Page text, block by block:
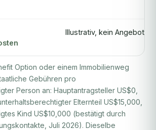
Illustrativ, kein Angebot
Option oder einem Immobilienweg
Gebühren pro
Person an: Hauptantragsteller US$0,
Elternteil US$15,000,
Kind US$10,000 (bestätigt durch
Juli 2026). Dieselbe